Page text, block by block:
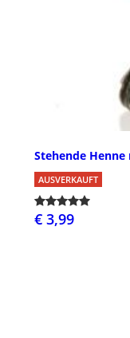
Stehende
AUSVERKAUFT
€ 3,99